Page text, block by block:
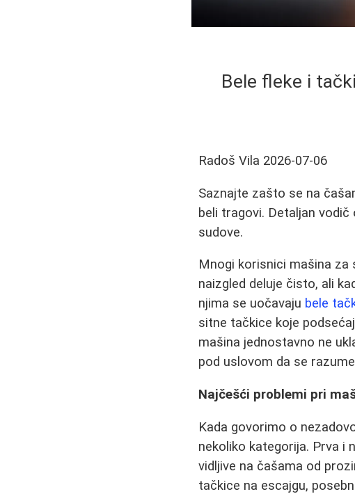
Bele fleke i
Radoš Vila 2026-07-06
Saznajte zašto se na
beli tragovi. Detaljan
sudove.
Mnogi korisnici mašina
naizgled deluje čisto, ali
njima se uočavaju bele
sitne tačkice koje
mašina jednostavno ne
pod uslovom da se
Najčešći problemi pri
Kada govorimo o
nekoliko kategorija. Prva i
vidljive na čašama od
tačkice na escajgu,